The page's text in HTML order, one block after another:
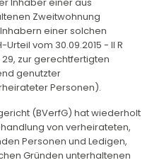
Zweitwohnung
einer solchen
vom 30.09.2015 - II R
29, zur gerechtfertigten
genutzter
Personen).
(BVerfG) hat wiederholt
von verheirateten,
Personen und Ledigen,
Gründen unterhaltenen